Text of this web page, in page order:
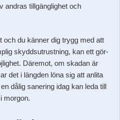
andras tillgänglighet och
och du känner dig trygg med att
skyddsutrustning, kan ett gör-
Däremot, om skadan är
det i längden löna sig att anlita
dålig sanering idag kan leda till
morgon.